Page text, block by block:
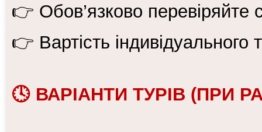
👉 Обов’язково перевіряйте
👉 Вартість
🕓 ВАРІАНТИ ТУРІВ (ПРИ